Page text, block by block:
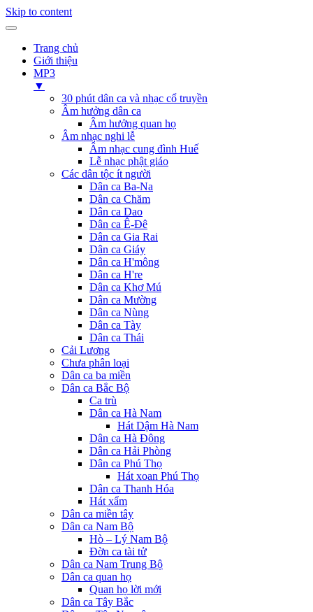
Skip to content
Trang chủ
Giới thiệu
MP3
▼
30 phút dân ca và nhạc cổ truyền
Âm hưởng dân ca
Âm hưởng quan họ
Âm nhạc nghi lễ
Âm nhạc cung đình Huế
Lễ nhạc phật giáo
Các dân tộc ít người
Dân ca Ba-Na
Dân ca Chăm
Dân ca Dao
Dân ca Ê-Đê
Dân ca Gia Rai
Dân ca Giáy
Dân ca H'mông
Dân ca H're
Dân ca Khơ Mú
Dân ca Mường
Dân ca Nùng
Dân ca Tày
Dân ca Thái
Cải Lương
Chưa phân loại
Dân ca ba miền
Dân ca Bắc Bộ
Ca trù
Dân ca Hà Nam
Hát Dậm Hà Nam
Dân ca Hà Đông
Dân ca Hải Phòng
Dân ca Phú Thọ
Hát xoan Phú Thọ
Dân ca Thanh Hóa
Hát xẩm
Dân ca miền tây
Dân ca Nam Bộ
Hò – Lý Nam Bộ
Đờn ca tài tử
Dân ca Nam Trung Bộ
Dân ca quan họ
Quan họ lời mới
Dân ca Tây Bắc